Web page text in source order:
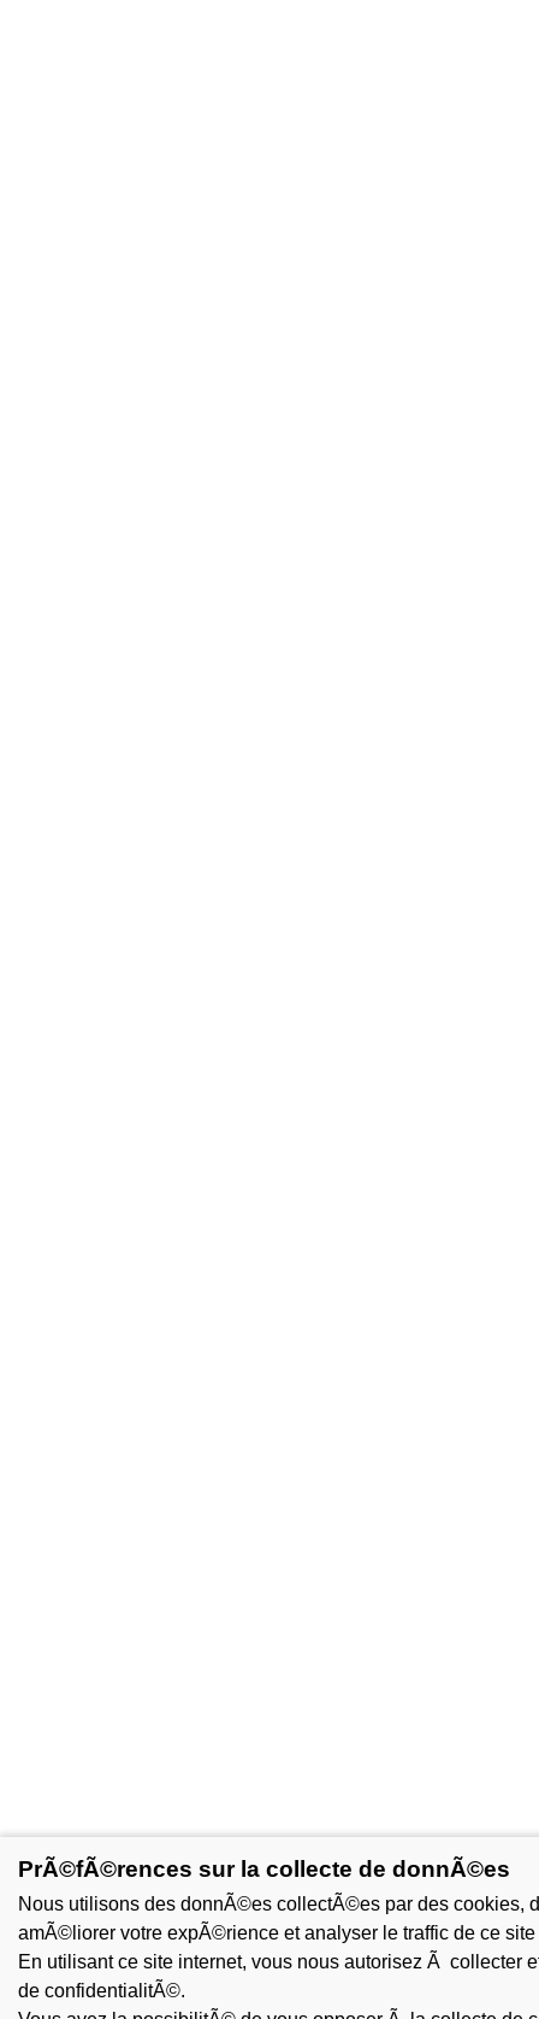
PrÃ©fÃ©rences sur la collecte de donnÃ©es
Nous utilisons des donnÃ©es collectÃ©es par des cookies,
amÃ©liorer votre expÃ©rience et analyser le traffic de ce site
En utilisant ce site internet, vous nous autorisez Ã
de confidentialitÃ©.